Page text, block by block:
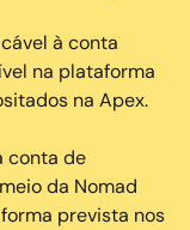
à conta
na plataforma
na Apex.
conta de
da Nomad
prevista nos